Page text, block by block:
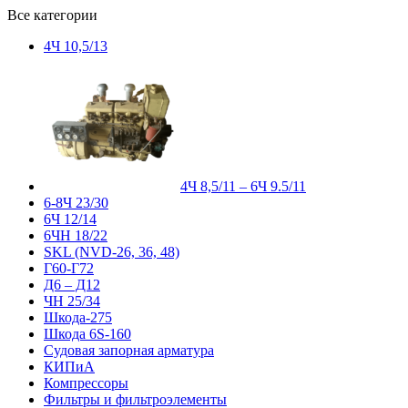
Все категории
4Ч 10,5/13
4Ч 8,5/11 – 6Ч 9.5/11
6-8Ч 23/30
6Ч 12/14
6ЧН 18/22
SKL (NVD-26, 36, 48)
Г60-Г72
Д6 – Д12
ЧН 25/34
Шкода-275
Шкода 6S-160
Судовая запорная арматура
КИПиА
Компрессоры
Фильтры и фильтроэлементы